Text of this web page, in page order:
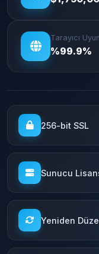
Tarayıcı
%99.9%
256-bit SSL
Sunucu
Yeniden